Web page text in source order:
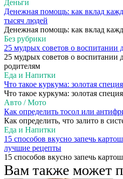
Деньги
Денежная помощь: как вклад
тысяч людей
Денежная помощь: как вклад
Без рубрики
25 мудрых советов о воспитании
25 мудрых советов о воспитании
родителям
Еда и Напитки
Что такое куркума: золотая
Что такое куркума: золотая
Авто / Мото
Как определить тосол или
Как определить, что залито в
Еда и Напитки
15 способов вкусно запечь
лучшие рецепты
15 способов вкусно запечь
Вам также может